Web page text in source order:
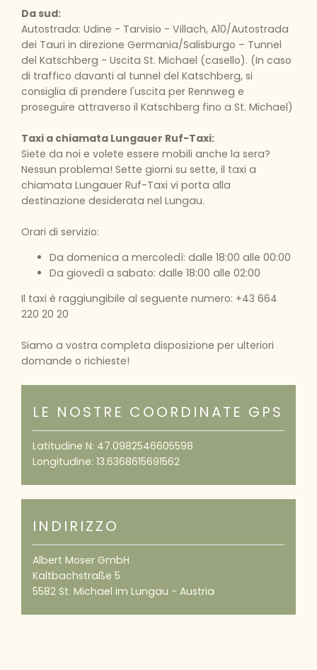
Da sud:
Autostrada: Udine - Tarvisio - Villach, A10/Autostrada
dei Tauri in direzione Germania/Salisburgo – Tunnel
del Katschberg - Uscita St. Michael (casello). (In caso
di traffico davanti al tunnel del Katschberg, si
consiglia di prendere l'uscita per Rennweg e
proseguire attraverso il Katschberg fino a St. Michael)
Taxi a chiamata Lungauer Ruf-Taxi:
Siete da noi e volete essere mobili anche la sera?
Nessun problema! Sette giorni su sette, il taxi a
chiamata Lungauer Ruf-Taxi vi porta alla
destinazione desiderata nel Lungau.
Orari di servizio:
Da domenica a mercoledì: dalle 18:00 alle 00:00
Da giovedì a sabato: dalle 18:00 alle 02:00
Il taxi è raggiungibile al seguente numero: +43 664
220 20 20
Siamo a vostra completa disposizione per ulteriori
domande o richieste!
LE NOSTRE COORDINATE GPS
Latitudine N: 47.0982546605598
Longitudine: 13.6368615691562
INDIRIZZO
Albert Moser GmbH
Kaltbachstraße 5
5582 St. Michael im Lungau - Austria